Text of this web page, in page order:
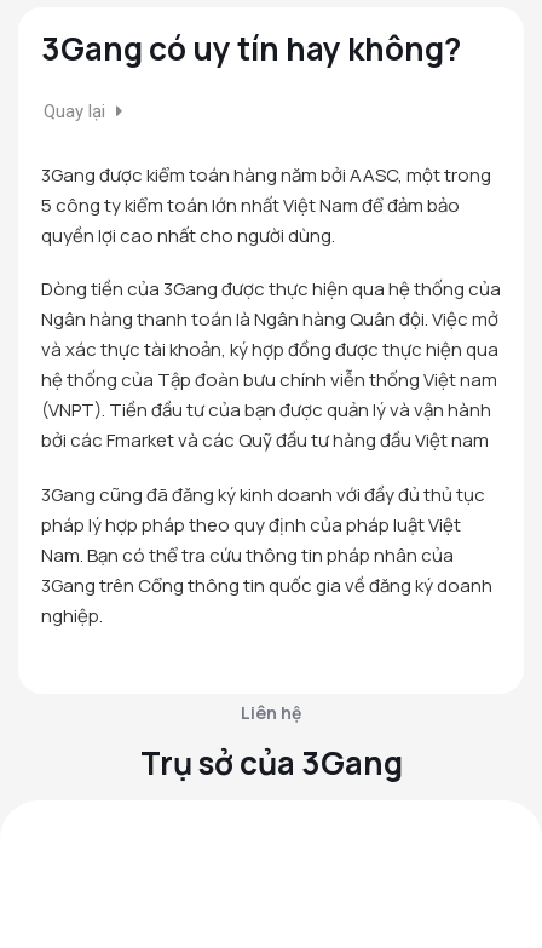
3Gang có uy tín hay không?
Quay lại
3Gang được kiểm toán hàng năm bởi AASC, một trong
5 công ty kiểm toán lớn nhất Việt Nam để đảm bảo
quyền lợi cao nhất cho người dùng.
Dòng tiền của 3Gang được thực hiện qua hệ thống của
Ngân hàng thanh toán là Ngân hàng Quân đội. Việc mở
và xác thực tài khoản, ký hợp đồng được thực hiện qua
hệ thống của Tập đoàn bưu chính viễn thống Việt nam
(VNPT). Tiền đầu tư của bạn được quản lý và vận hành
bởi các Fmarket và các Quỹ đầu tư hàng đầu Việt nam
3Gang cũng đã đăng ký kinh doanh với đầy đủ thủ tục
pháp lý hợp pháp theo quy định của pháp luật Việt
Nam. Bạn có thể tra cứu thông tin pháp nhân của
3Gang trên Cổng thông tin quốc gia về đăng ký doanh
nghiệp.
Liên hệ
Trụ sở của 3Gang